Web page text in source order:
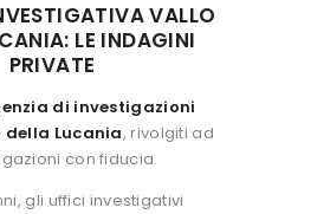
VALLO
LE INDAGINI
PRIVATE
di investigazioni
Lucania, rivolgiti ad
con fiducia.
gli uffici investigativi